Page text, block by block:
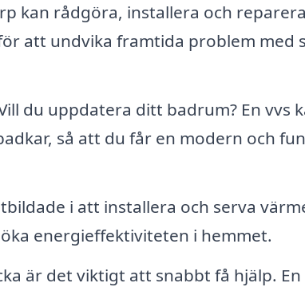
kan rådgöra, installera och reparera
att undvika framtida problem med
du uppdatera ditt badrum? En vvs
så att du får en modern och
i att installera och serva
energieffektiviteten i hemmet.
är det viktigt att snabbt få hjälp. En